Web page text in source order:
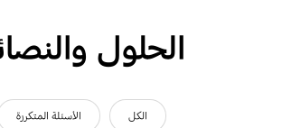
الحلول
الكل الأسئلة المتكررة